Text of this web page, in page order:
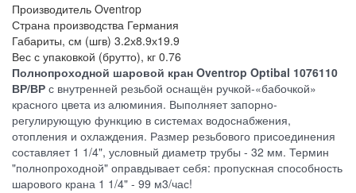
Производитель Oventrop
Страна производства Германия
Габариты, см (шгв) 3.2х8.9х19.9
Вес с упаковкой (брутто), кг 0.76
Полнопроходной шаровой кран Oventrop Optibal 1076110
ВР/ВР с внутренней резьбой оснащён ручкой-«бабочкой»
красного цвета из алюминия. Выполняет запорно-
регулирующую функцию в системах водоснабжения,
отопления и охлаждения. Размер резьбового присоединения
составляет 1 1/4", условный диаметр трубы - 32 мм. Термин
"полнопроходной" оправдывает себя: пропускная способность
шарового крана 1 1/4" - 99 м3/час!